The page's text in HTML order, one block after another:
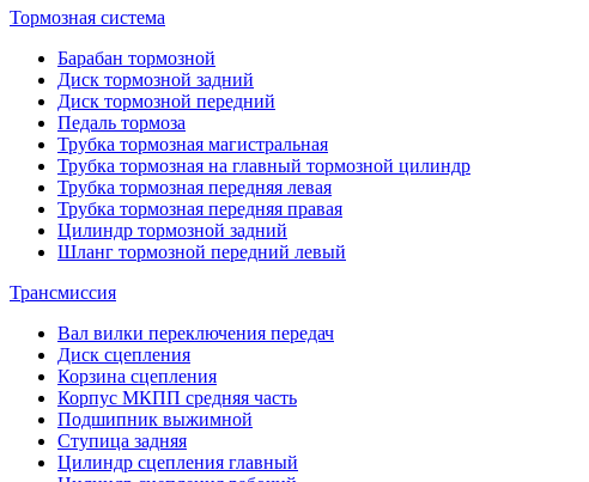
Тормозная система
Барабан тормозной
Диск тормозной задний
Диск тормозной передний
Педаль тормоза
Трубка тормозная магистральная
Трубка тормозная на главный тормозной цилиндр
Трубка тормозная передняя левая
Трубка тормозная передняя правая
Цилиндр тормозной задний
Шланг тормозной передний левый
Трансмиссия
Вал вилки переключения передач
Диск сцепления
Корзина сцепления
Корпус МКПП средняя часть
Подшипник выжимной
Ступица задняя
Цилиндр сцепления главный